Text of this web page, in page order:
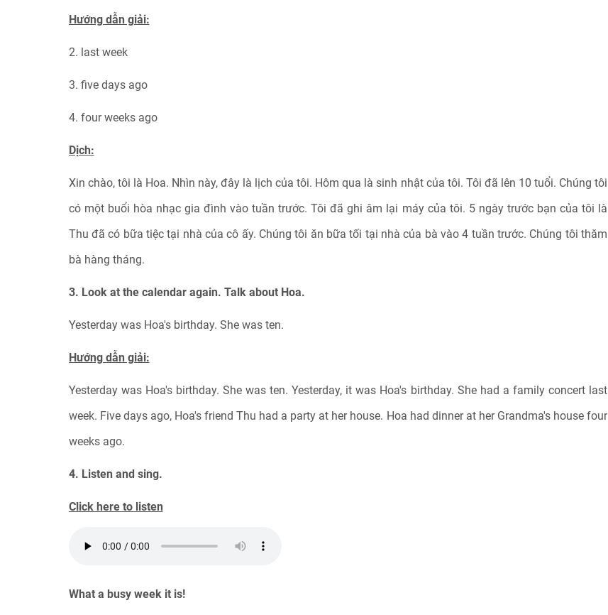
Hướng dẫn giải:
2. last week
3. five days ago
4. four weeks ago
Dịch:
Xin chào, tôi là Hoa. Nhìn này, đây là lịch của tôi. Hôm qua là sinh nhật của tôi. Tôi đã lên 10 tuổi. Chúng tôi
có một buổi hòa nhạc gia đình vào tuần trước. Tôi đã ghi âm lại máy của tôi. 5 ngày trước bạn của tôi là
Thu đã có bữa tiệc tại nhà của cô ấy. Chúng tôi ăn bữa tối tại nhà của bà vào 4 tuần trước. Chúng tôi thăm
bà hàng tháng.
3. Look at the calendar again. Talk about Hoa.
Yesterday was Hoa's birthday. She was ten.
Hướng dẫn giải:
Yesterday was Hoa's birthday. She was ten. Yesterday, it was Hoa's birthday. She had a family concert last
week. Five days ago, Hoa's friend Thu had a party at her house. Hoa had dinner at her Grandma's house four
weeks ago.
4. Listen and sing.
Click here to listen
What a busy week it is!